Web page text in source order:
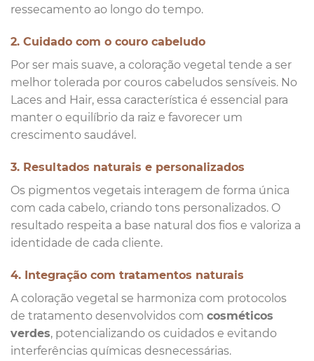
ressecamento ao longo do tempo.
2. Cuidado com o couro cabeludo
Por ser mais suave, a coloração vegetal tende a ser
melhor tolerada por couros cabeludos sensíveis. No
Laces and Hair, essa característica é essencial para
manter o equilíbrio da raiz e favorecer um
crescimento saudável.
3. Resultados naturais e personalizados
Os pigmentos vegetais interagem de forma única
com cada cabelo, criando tons personalizados. O
resultado respeita a base natural dos fios e valoriza a
identidade de cada cliente.
4. Integração com tratamentos naturais
A coloração vegetal se harmoniza com protocolos
de tratamento desenvolvidos com cosméticos
verdes, potencializando os cuidados e evitando
interferências químicas desnecessárias.